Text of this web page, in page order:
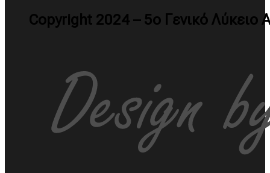
Copyright 2024 – 5ο Γενικό Λύκειο